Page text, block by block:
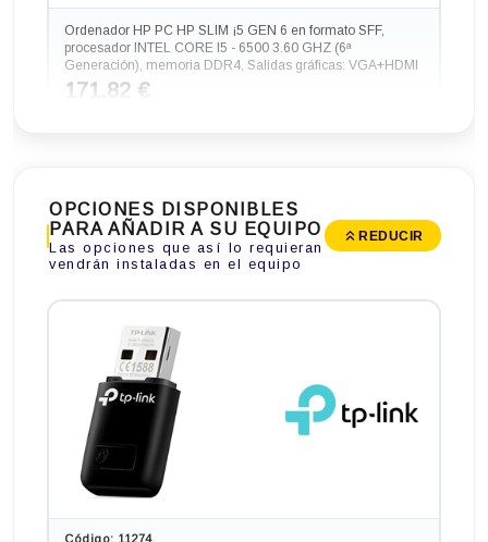
Ordenador HP PC HP SLIM ¡5 GEN 6 en formato SFF,
procesador INTEL CORE I5 - 6500 3.60 GHZ (6ª
Generación), memoria DDR4, Salidas gráficas: VGA+HDMI
171,82 €
Ordenador HP PC HP SLIM ¡5 GEN 6 RADEON 2GB en
formato SFF, procesador INTEL CORE I5 - 6500 3.60 GHZ
(6ª Generación), memoria DDR4, Salidas gráficas:
VGA+HDMI+DP+DVI
187,55 €
OPCIONES DISPONIBLES
PARA AÑADIR A SU EQUIPO
Las opciones que así lo requieran
vendrán instaladas en el equipo
REDUCIR
Código: 11274